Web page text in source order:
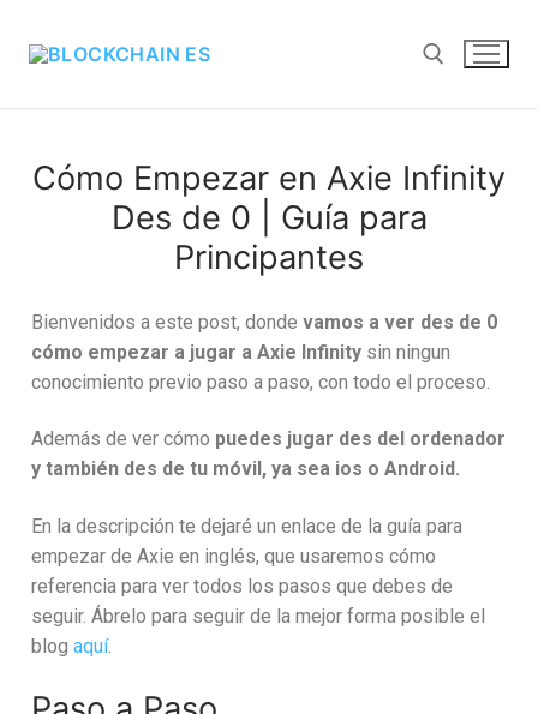
Cómo Empezar en Axie Infinity
Des de 0 | Guía para
Principantes
Bienvenidos a este post, donde vamos a ver des de 0
cómo empezar a jugar a Axie Infinity sin ningun
conocimiento previo paso a paso, con todo el proceso.
Además de ver cómo puedes jugar des del ordenador
y también des de tu móvil, ya sea ios o Android.
En la descripción te dejaré un enlace de la guía para
empezar de Axie en inglés, que usaremos cómo
referencia para ver todos los pasos que debes de
seguir. Ábrelo para seguir de la mejor forma posible el
blog aquí.